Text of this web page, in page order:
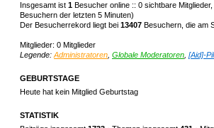
Insgesamt ist 1 Besucher online :: 0 sichtbare
Besuchern der letzten 5 Minuten)
Der Besucherrekord liegt bei 13407 Besuchern, die am
Mitglieder: 0 Mitglieder
Legende: Administratoren Globale Moderatoren [Aid]-
GEBURTSTAGE
Heute hat kein Mitglied Geburtstag
STATISTIK